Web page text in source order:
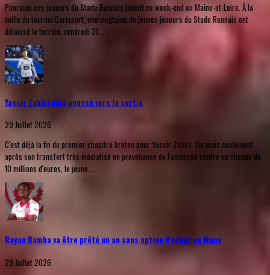
Pourquoi ces joueurs du Stade Rennais jouent ce week-end en Maine-et-Loire. À la
veille du tournoi Carisport, une vingtaine de jeunes joueurs du Stade Rennais ont
délaissé le terrain, vendredi 31...
Yassir Zabiri déjà poussé vers la sortie
29 Juillet 2026
C'est déjà la fin du premier chapitre breton pour Yassir Zabiri. Six mois seulement
après son transfert très médiatisé en provenance de Famalicão contre un chèque de
10 millions d'euros, le jeune...
Rayan Bamba va être prêté un an sans option d'achat au Mans
28 Juillet 2026